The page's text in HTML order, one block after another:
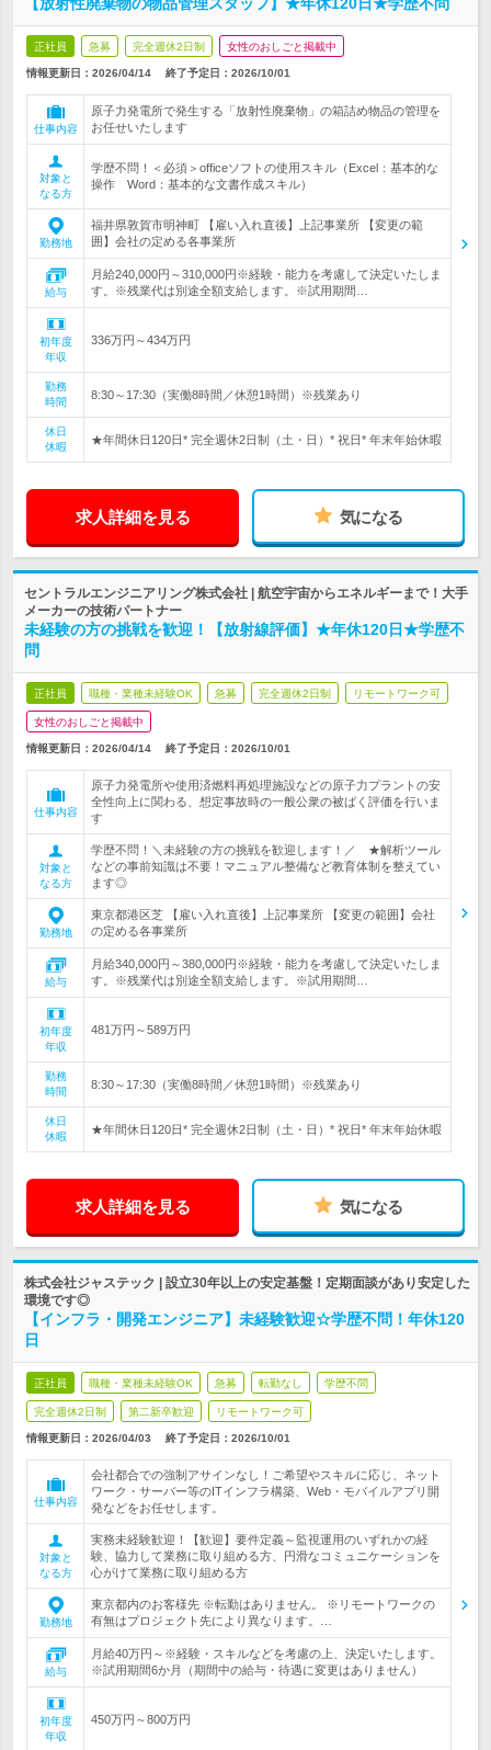
正社員 急募 完全週休2日制 女性のおしごと掲載中
情報更新日：2026/04/14 終了予定日： 2026/10/01
仕事内容
原子力発電所で発生する「放射性廃棄物」の箱詰め物品の管理を
お任せいたします
対象と
なる方
学歴不問！＜必須＞officeソフトの使用スキル（Excel：基本的な
操作 Word：基本的な文書作成スキル）
勤務地
福井県敦賀市明神町 【雇い入れ直後】上記事業所 【変更の範
囲】会社の定める各事業所
給与
月給240,000円～310,000円※経験・能力を考慮して決定いたしま
す。※残業代は別途全額支給します。※試用期間…
初年度
年収
336万円～434万円
勤務
時間
8:30～17:30（実働8時間／休憩1時間）※残業あり
休日
休暇
★年間休日120日* 完全週休2日制（土・日）* 祝日* 年末年始休暇
求人詳細を見る 気になる
セントラルエンジニアリング株式会社 | 航空宇宙からエネルギーまで！大手
メーカーの技術パートナー
未経験の方の挑戦を歓迎！【放射線評価】★年休120日★学歴不
問
正社員 職種・業種未経験OK 急募 完全週休2日制 リモートワーク可
女性のおしごと掲載中
情報更新日：2026/04/14 終了予定日： 2026/10/01
仕事内容
原子力発電所や使用済燃料再処理施設などの原子力プラントの安
全性向上に関わる、想定事故時の一般公衆の被ばく評価を行いま
す
対象と
なる方
学歴不問！＼未経験の方の挑戦を歓迎します！／ ★解析ツール
などの事前知識は不要！マニュアル整備など教育体制を整えてい
ます◎
勤務地
東京都港区芝 【雇い入れ直後】上記事業所 【変更の範囲】会社
の定める各事業所
給与
月給340,000円～380,000円※経験・能力を考慮して決定いたしま
す。※残業代は別途全額支給します。※試用期間…
初年度
年収
481万円～589万円
勤務
時間
8:30～17:30（実働8時間／休憩1時間）※残業あり
休日
休暇
★年間休日120日* 完全週休2日制（土・日）* 祝日* 年末年始休暇
求人詳細を見る 気になる
株式会社ジャステック | 設立30年以上の安定基盤！定期面談があり安定した
環境です◎
【インフラ・開発エンジニア】未経験歓迎☆学歴不問！年休120
日
正社員 職種・業種未経験OK 急募 転勤なし 学歴不問
完全週休2日制 第二新卒歓迎 リモートワーク可
情報更新日：2026/04/03 終了予定日： 2026/10/01
仕事内容
会社都合での強制アサインなし！ご希望やスキルに応じ、ネット
ワーク・サーバー等のITインフラ構築、Web・モバイルアプリ開
発などをお任せします。
対象と
なる方
実務未経験歓迎！【歓迎】要件定義～監視運用のいずれかの経
験、協力して業務に取り組める方、円滑なコミュニケーションを
心がけて業務に取り組める方
勤務地
東京都内のお客様先 ※転勤はありません。 ※リモートワークの
有無はプロジェクト先により異なります。…
給与
月給40万円～※経験・スキルなどを考慮の上、決定いたします。
※試用期間6か月（期間中の給与・待遇に変更はありません）
初年度
年収
450万円～800万円